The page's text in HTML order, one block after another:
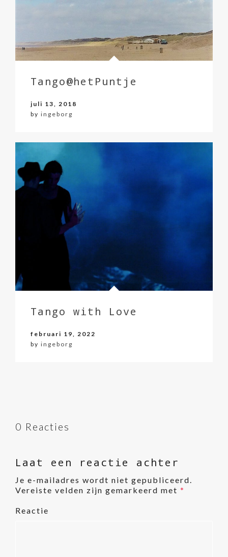
Tango@hetPuntje
juli 13, 2018
by ingeborg
Tango with Love
februari 19, 2022
by ingeborg
0 Reacties
Laat een reactie achter
Je e-mailadres wordt niet gepubliceerd.
Vereiste velden zijn gemarkeerd met *
Reactie